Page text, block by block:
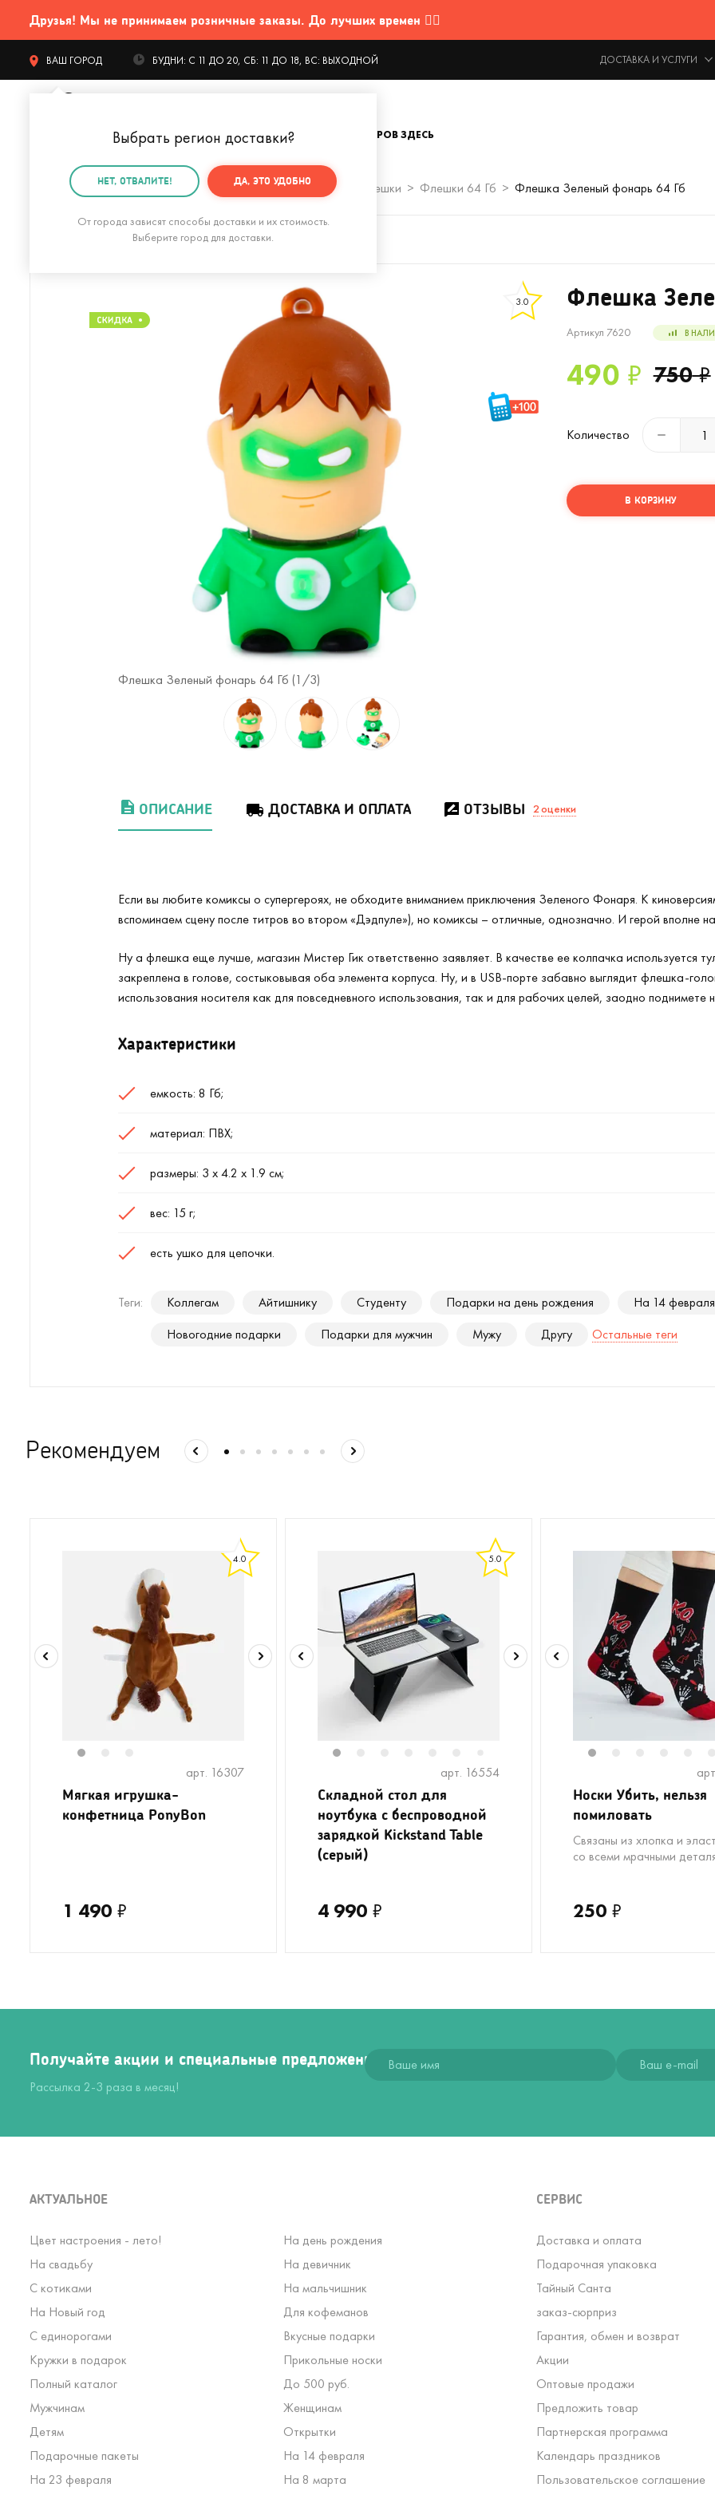
Друзья! Мы не принимаем розничные заказы. До лучших времен 🤷‍♂️
ВАШ ГОРОД
Выбрать регион доставки?
НЕТ, ОТВАЛИТЕ! ДА, ЭТО УДОБНО
От города зависят способы доставки и их стоимость.
Выберите город для доставки.
БУДНИ: С 11 ДО 20, СБ: 11 ДО 18, ВС: ВЫХОДНОЙ ДОСТАВКА И УСЛУГИ
КАТАЛОГ ТОВАРОВ ЗДЕСЬ
Главная Гаджеты и устройства Для компьютера Флешки Флешки 64 Гб Флешка Зеленый фонарь 64 Гб
Флешка Домо-кун 64 Гб
3.0
Флешка Зеленый фонарь 64 Гб (1 /3)
Флешка
Артикул 7620 В
490 ₽ 750₽
Количество
В КОРЗИНУ
ОПИСАНИЕ ДОСТАВКА И ОПЛАТА ОТЗЫВЫ 2оценки
Если вы любите комиксы о супергероях, не обходите вниманием приключения Зеленого Фонаря. К
вспоминаем сцену после титров во втором «Дэдпуле»), но комиксы – отличные, однозначно. И герой вполне
Ну а флешка еще лучше, магазин Мистер Гик ответственно заявляет. В качестве ее колпачка используется
закреплена в голове, состыковывая оба элемента корпуса. Ну, и в USB-порте забавно выглядит флешка-
использования носителя как для повседневного использования, так и для рабочих целей, заодно поднимете
Характеристики
емкость: 8 Гб;
материал: ПВХ;
размеры: 3 х 4.2 х 1.9 см;
вес: 15 г;
есть ушко для цепочки.
Теги: Коллегам Айтишнику Студенту Подарки на день рождения На 14 февраля
Новогодние подарки
Подарки для мужчин Мужу Другу Остальные теги
Рекомендуем
4.0
арт. 16307
Мягкая игрушка-
конфетница PonyBon
1 490 ₽
5.0
арт. 16554
Складной стол для
ноутбука с беспроводной
зарядкой Kickstand Table
(серый)
4 990 ₽
Носки Убить, нельзя
помиловать
Связаны из хлопка и
со всеми мрачными
250 ₽
Получайте акции и специальные предложения
Рассылка 2-3 раза в месяц!
АКТУАЛЬНОЕ
Цвет настроения - лето!
На день рождения
На свадьбу
На девичник
С котиками
На мальчишник
На Новый год
Для кофеманов
С единорогами
Вкусные подарки
Кружки в подарок
Прикольные носки
Полный каталог
До 500 руб.
Мужчинам
Женщинам
Детям
Открытки
Подарочные пакеты
На 14 февраля
На 23 февраля
На 8 марта
СЕРВИС
Доставка и оплата
Подарочная упаковка
Тайный Санта
заказ-сюрприз
Гарантия, обмен и возврат
Акции
Оптовые продажи
Предложить товар
Партнерская программа
Календарь праздников
Пользовательское соглашение